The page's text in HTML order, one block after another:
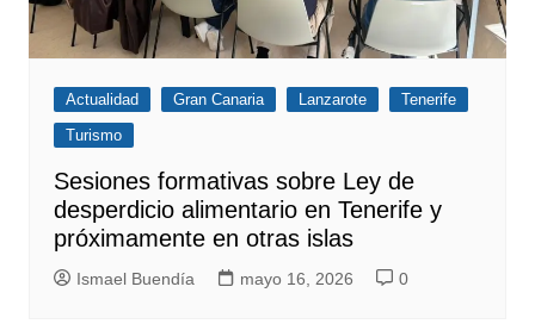
Actualidad Gran Canaria Lanzarote
Tenerife
Turismo
Sesiones formativas sobre Ley de
desperdicio alimentario en Tenerife y
próximamente en otras islas
Ismael Buendía mayo 16, 2026 0